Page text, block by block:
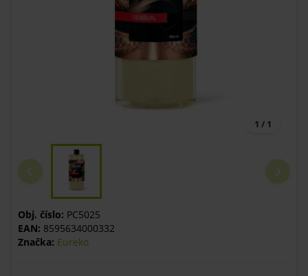
1 / 1
Obj. číslo: PC5025
EAN: 8595634000332
Značka: Eureko